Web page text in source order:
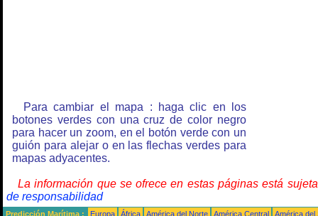
Para cambiar el mapa : haga clic en los
botones verdes con una cruz de color negro
para hacer un zoom, en el botón verde con un
guión para alejar o en las flechas verdes para
mapas adyacentes.
La información que se ofrece en estas páginas está
de responsabilidad
Predicción Marítima : Europa África América del Norte América Central
América del